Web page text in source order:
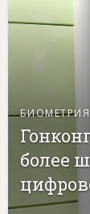
БИОМЕТРИЯ
более